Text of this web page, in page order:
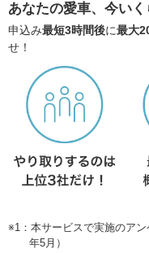
あなたの愛車、今いく
申込み最短3時間後に最大
せ！
※1：本サービスで実施のア
年5月）